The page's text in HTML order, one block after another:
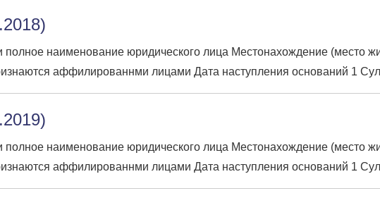
наименование юридического лица Местонахождение (место
аффилированнми лицами Дата наступления оснований 1
наименование юридического лица Местонахождение (место
аффилированнми лицами Дата наступления оснований 1